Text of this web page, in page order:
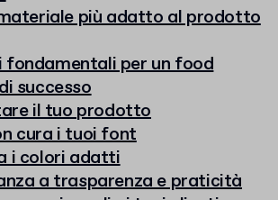
più adatto al prodotto
fondamentali per un food
successo
il tuo prodotto
cura i tuoi font
i colori adatti
a trasparenza e praticità